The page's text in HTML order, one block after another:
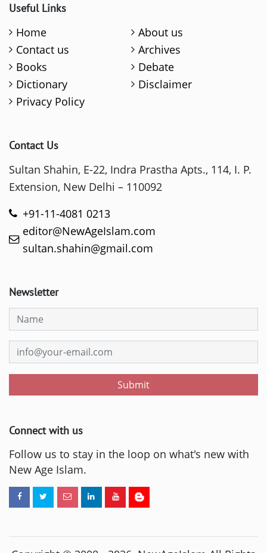
Useful Links
Home
About us
Contact us
Archives
Books
Debate
Dictionary
Disclaimer
Privacy Policy
Contact Us
Sultan Shahin, E-22, Indra Prastha Apts., 114, I. P.
Extension, New Delhi – 110092
+91-11-4081 0213
editor@NewAgeIslam.com
sultan.shahin@gmail.com
Newsletter
Submit
Connect with us
Follow us to stay in the loop on what's new with
New Age Islam.